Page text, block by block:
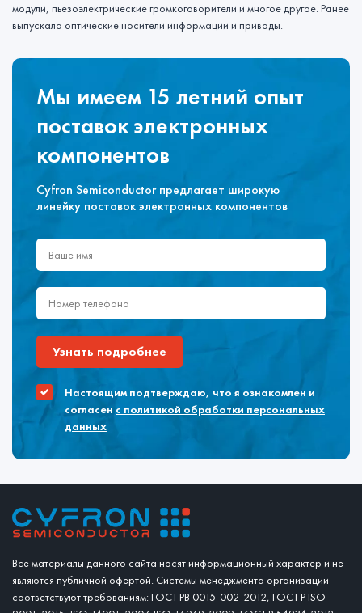
модули, пьезоэлектрические громкоговорители и многое другое. Ранее
выпускала оптические носители информации и приводы.
Мы имеем 15 летний опыт
поставок электронных
компонентов
Cyfron Semiconductor предлагает широкую
линейку поставок электронных компонентов
Узнать подробнее
Настоящим подтверждаю, что я ознакомлен и
согласен с политикой обработки персональных
данных
Все материалы данного сайта носят информационный характер и не
являются публичной офертой. Системы менеджмента организации
соответствуют требованиям: ГОСТ РВ 0015-002-2012, ГОСТ Р ISO